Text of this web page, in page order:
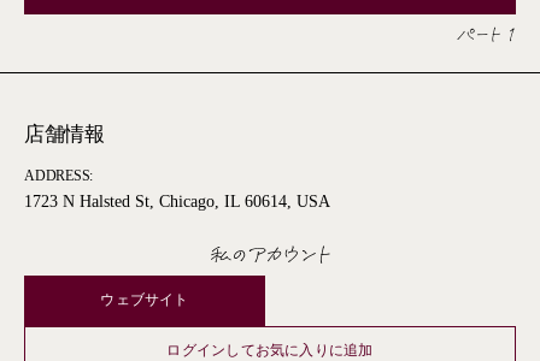
パート 1
店舗情報
ADDRESS:
1723 N Halsted St, Chicago, IL 60614, USA
私のアカウント
ウェブサイト
ログインしてお気に入りに追加